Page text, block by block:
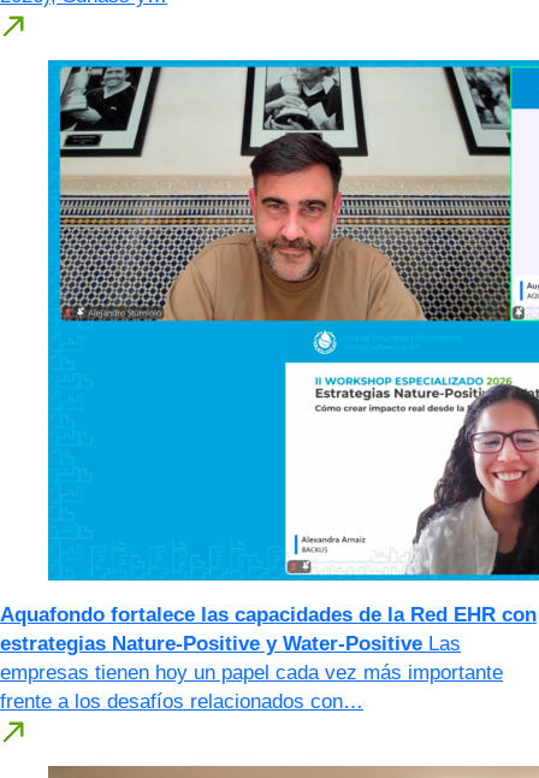
Aquafondo fortalece las capacidades de la Red EHR con
estrategias Nature-Positive y Water-Positive Las
empresas tienen hoy un papel cada vez más importante
frente a los desafíos relacionados con…